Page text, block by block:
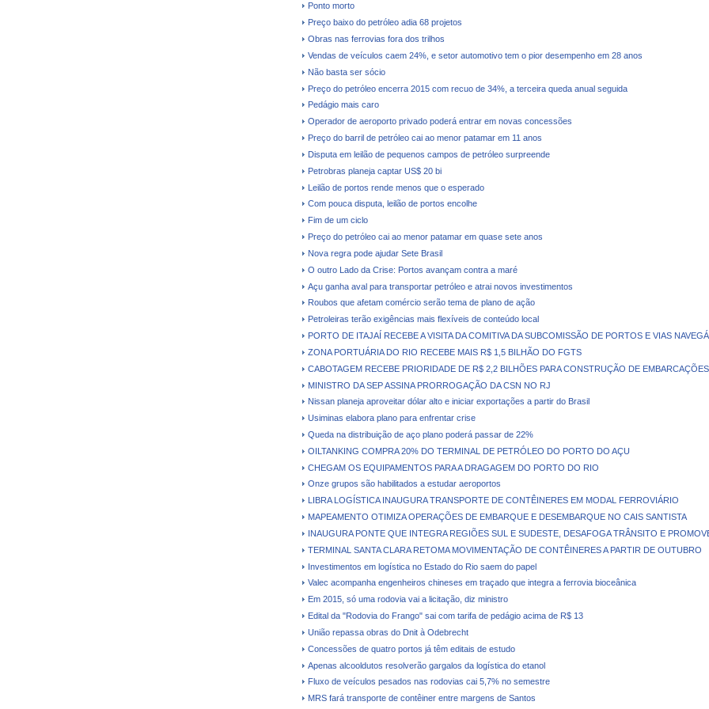
Ponto morto
Preço baixo do petróleo adia 68 projetos
Obras nas ferrovias fora dos trilhos
Vendas de veículos caem 24%, e setor automotivo tem o pior desempenho em 28 anos
Não basta ser sócio
Preço do petróleo encerra 2015 com recuo de 34%, a terceira queda anual seguida
Pedágio mais caro
Operador de aeroporto privado poderá entrar em novas concessões
Preço do barril de petróleo cai ao menor patamar em 11 anos
Disputa em leilão de pequenos campos de petróleo surpreende
Petrobras planeja captar US$ 20 bi
Leilão de portos rende menos que o esperado
Com pouca disputa, leilão de portos encolhe
Fim de um ciclo
Preço do petróleo cai ao menor patamar em quase sete anos
Nova regra pode ajudar Sete Brasil
O outro Lado da Crise: Portos avançam contra a maré
Açu ganha aval para transportar petróleo e atrai novos investimentos
Roubos que afetam comércio serão tema de plano de ação
Petroleiras terão exigências mais flexíveis de conteúdo local
PORTO DE ITAJAÍ RECEBE A VISITA DA COMITIVA DA SUBCOMISSÃO DE PORTOS E VIAS
ZONA PORTUÁRIA DO RIO RECEBE MAIS R$ 1,5 BILHÃO DO FGTS
CABOTAGEM RECEBE PRIORIDADE DE R$ 2,2 BILHÕES PARA CONSTRUÇÃO DE EMBARCAÇÕES
MINISTRO DA SEP ASSINA PRORROGAÇÃO DA CSN NO RJ
Nissan planeja aproveitar dólar alto e iniciar exportações a partir do Brasil
Usiminas elabora plano para enfrentar crise
Queda na distribuição de aço plano poderá passar de 22%
OILTANKING COMPRA 20% DO TERMINAL DE PETRÓLEO DO PORTO DO AÇU
CHEGAM OS EQUIPAMENTOS PARA A DRAGAGEM DO PORTO DO RIO
Onze grupos são habilitados a estudar aeroportos
LIBRA LOGÍSTICA INAUGURA TRANSPORTE DE CONTÊINERES EM MODAL FERROVIÁRIO
MAPEAMENTO OTIMIZA OPERAÇÕES DE EMBARQUE E DESEMBARQUE NO CAIS SANTISTA
INAUGURA PONTE QUE INTEGRA REGIÕES SUL E SUDESTE, DESAFOGA TRÂNSITO E
TERMINAL SANTA CLARA RETOMA MOVIMENTAÇÃO DE CONTÊINERES A PARTIR DE OUTUBRO
Investimentos em logística no Estado do Rio saem do papel
Valec acompanha engenheiros chineses em traçado que integra a ferrovia bioceânica
Em 2015, só uma rodovia vai a licitação, diz ministro
Edital da "Rodovia do Frango" sai com tarifa de pedágio acima de R$ 13
União repassa obras do Dnit à Odebrecht
Concessões de quatro portos já têm editais de estudo
Apenas alcooldutos resolverão gargalos da logística do etanol
Fluxo de veículos pesados nas rodovias cai 5,7% no semestre
MRS fará transporte de contêiner entre margens de Santos